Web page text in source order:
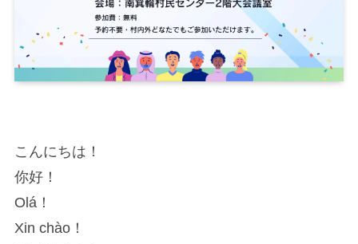
こんにちは！
你好！
Olá！
Xin chào！